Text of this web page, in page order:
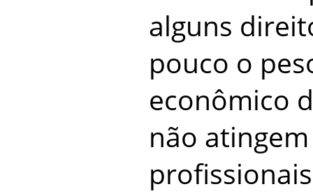
alguns
pouco o
econômico
não